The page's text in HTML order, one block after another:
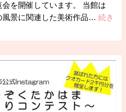
を開催しています。 当館は
風景に関連した美術作品… 続き